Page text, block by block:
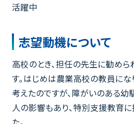
活躍中
志望動機について
高校のとき、担任の先生に勧めら
す。はじめは農業高校の教員に
考えたのですが、障がいのある
人の影響もあり、特別支援教育